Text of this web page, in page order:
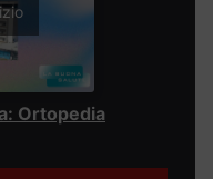
Ortopedia